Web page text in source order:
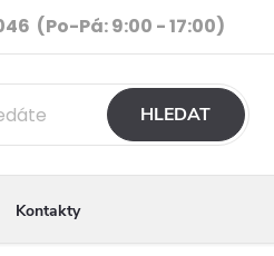
(Po-Pá: 9:00 - 17:00)
Výhody e-shopu Porovnání
HLEDAT
Kontakty